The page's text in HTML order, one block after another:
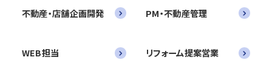
不動産・店舗企画開発 PM・不動産管理
WEB担当 リフォーム提案営業